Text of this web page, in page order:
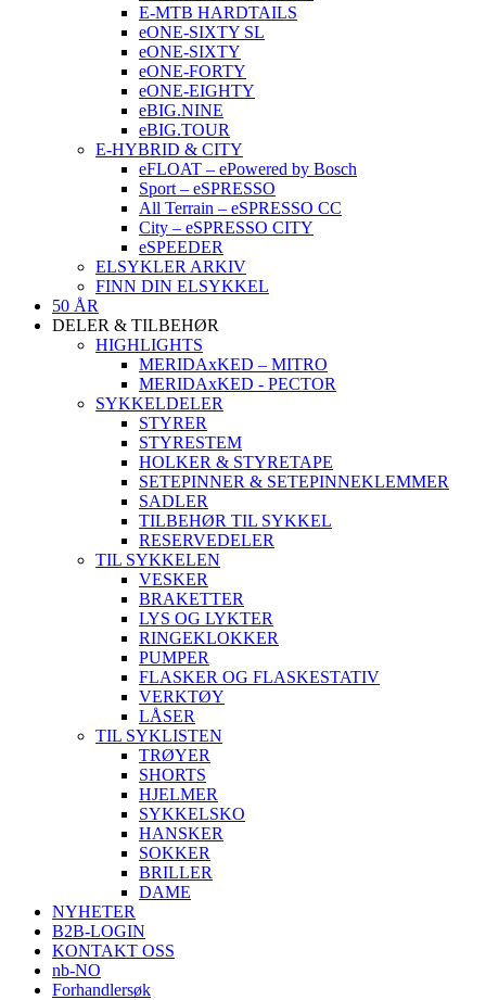
E-MTB HARDTAILS
eONE-SIXTY SL
eONE-SIXTY
eONE-FORTY
eONE-EIGHTY
eBIG.NINE
eBIG.TOUR
E-HYBRID & CITY
eFLOAT – ePowered by Bosch
Sport – eSPRESSO
All Terrain – eSPRESSO CC
City – eSPRESSO CITY
eSPEEDER
ELSYKLER ARKIV
FINN DIN ELSYKKEL
50 ÅR
DELER & TILBEHØR
HIGHLIGHTS
MERIDAxKED – MITRO
MERIDAxKED - PECTOR
SYKKELDELER
STYRER
STYRESTEM
HOLKER & STYRETAPE
SETEPINNER & SETEPINNEKLEMMER
SADLER
TILBEHØR TIL SYKKEL
RESERVEDELER
TIL SYKKELEN
VESKER
BRAKETTER
LYS OG LYKTER
RINGEKLOKKER
PUMPER
FLASKER OG FLASKESTATIV
VERKTØY
LÅSER
TIL SYKLISTEN
TRØYER
SHORTS
HJELMER
SYKKELSKO
HANSKER
SOKKER
BRILLER
DAME
NYHETER
B2B-LOGIN
KONTAKT OSS
nb-NO
Forhandlersøk